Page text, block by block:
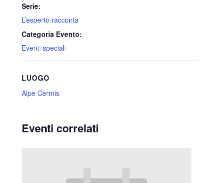
Serie:
L’esperto racconta
Categoria Evento:
Eventi speciali
LUOGO
Alpe Cermis
Eventi correlati